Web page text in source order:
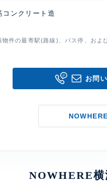
コンクリート造
件の最寄駅(路線)、バス停、およ
お問
NOWHERE横